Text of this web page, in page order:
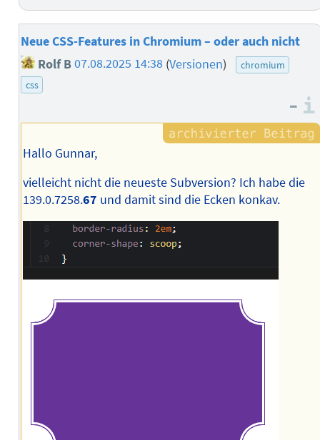
Neue CSS-Features in Chromium – oder auch nicht
Rolf B07.08.2025 14:38 (Versionen)
chromium
css
–
Hallo Gunnar,
vielleicht nicht die neueste Subversion? Ich habe die
139.0.7258.67 und damit sind die Ecken konkav.